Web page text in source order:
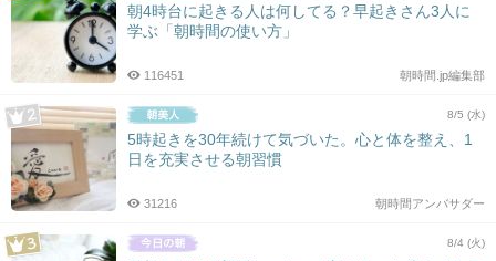
朝4時台に起きる人は何してる？早起きさん3人に
学ぶ「朝時間の使い方」
朝時間.jp編集部
116451
8/5 (水)
5時起きを30年続けて気づいた。心と体を整え、1
日を充実させる朝習慣
朝時間アンバサダー
31216
8/4 (火)